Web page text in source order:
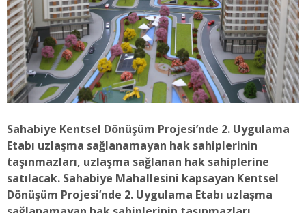
Sahabiye Kentsel Dönüşüm Projesi’nde 2. Uygulama
Etabı uzlaşma sağlanamayan hak sahiplerinin
taşınmazları, uzlaşma sağlanan hak sahiplerine
satılacak. Sahabiye Mahallesini kapsayan Kentsel
Dönüşüm Projesi’nde 2. Uygulama Etabı uzlaşma